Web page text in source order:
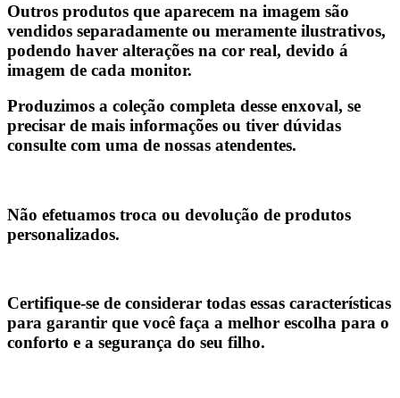
Outros produtos que aparecem na imagem são
vendidos separadamente ou meramente ilustrativos,
podendo haver alterações na cor real, devido á
imagem de cada monitor.
Produzimos a coleção completa desse enxoval, se
precisar de mais informações ou tiver dúvidas
consulte com uma de nossas atendentes.
Não efetuamos troca ou devolução de produtos
personalizados.
Certifique-se de considerar todas essas características
para garantir que você faça a melhor escolha para o
conforto e a segurança do seu filho.